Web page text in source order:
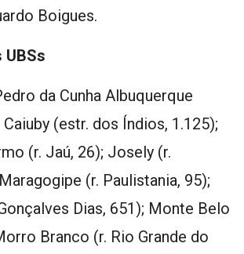
Boigues.
UBSs
da Cunha Albuquerque
(estr. dos Índios, 1.125);
(r. Jaú, 26); Josely (r.
(r. Paulistania, 95);
Dias, 651); Monte Belo
Branco (r. Rio Grande do